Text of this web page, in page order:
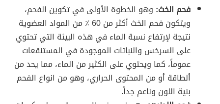
فحم الخث: وهو الخطوة الأولى في تكوين الفحم،
ويتكون فحم الخث أكثر من 60 ٪ من المواد العضوية
نتيجة لإرتفاع نسبة الماء في هذه البيئة التي تحتوي
على السرخس والنباتات الموجودة في المستنقعات
عموماً، كما ويحتوي على الكثير من الماء، مما يحد من
ألطاقة أو من المحتوى الحراري، وهو من انواع الفحم
بنية اللون وناعم جداً.